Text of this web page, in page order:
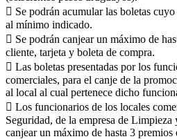
 Se podrán acumular las boletas
al mínimo indicado.
 Se podrán canjear un máximo de
cliente, tarjeta y boleta de compra.
 Las boletas presentadas por los
comerciales, para el canje de la
al local al cual pertenece dicho
 Los funcionarios de los locales
Seguridad, de la empresa de
canjear un máximo de hasta 3 premios